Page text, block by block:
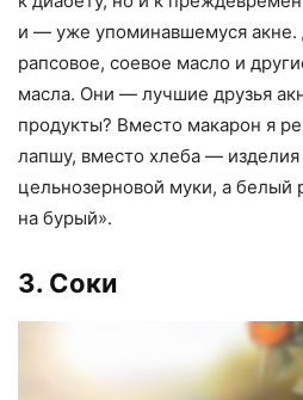
и — уже упоминавшемуся акне.
рапсовое, соевое масло и
масла. Они — лучшие друзья
продукты? Вместо макарон я
лапшу, вместо хлеба —
цельнозерновой муки, а белый
на бурый».
3. Соки